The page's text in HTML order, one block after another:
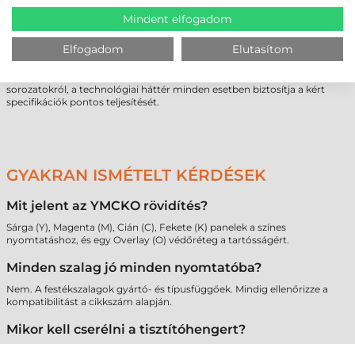
megoldások támogatják a költséghatékony üzemeltetést.
A saját nyomtatókapacitás hiánya vagy speciális projektigény esetén a
plasztik kártya nyomtatásszolgáltatásként is igénybe vehető. Ebben az
esetben a technikai paraméterek optimalizálását és a kivitelezést
szakértő csapat végzi el, garantálva a professzionális végeredményt.
sorozatokról, a technológiai háttér minden esetben biztosítja a kért
specifikációk pontos teljesítését.
GYAKRAN ISMÉTELT KÉRDÉSEK
Mit jelent az YMCKO rövidítés?
Sárga (Y), Magenta (M), Cián (C), Fekete (K) panelek a színes
nyomtatáshoz, és egy Overlay (O) védőréteg a tartósságért.
Minden szalag jó minden nyomtatóba?
Nem. A festékszalagok gyártó- és típusfüggőek. Mindig ellenőrizze a
kompatibilitást a cikkszám alapján.
Mikor kell cserélni a tisztítóhengert?
Mindent elfogadom
Elfogadom Elutasítom